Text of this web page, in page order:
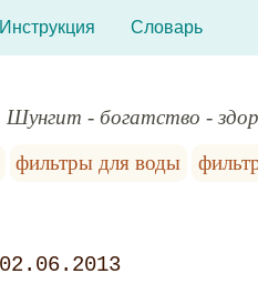
Инструкция Словарь
Шунгит - богатство -
фильтры для воды
02.06.2013